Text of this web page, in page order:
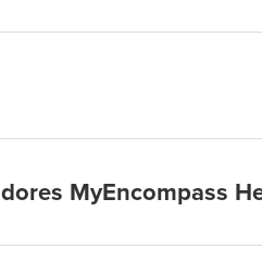
MyEncompass